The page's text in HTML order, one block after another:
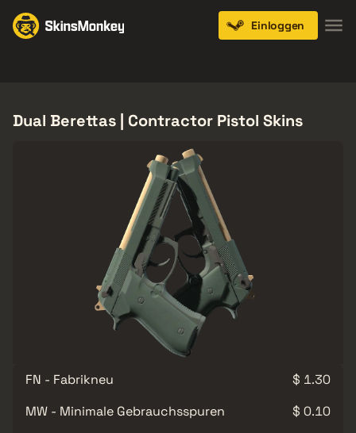
Einloggen
Dual Berettas | Contractor Pistol Skins
FN - Fabrikneu
$ 1.30
MW - Minimale Gebrauchsspuren
$ 0.10